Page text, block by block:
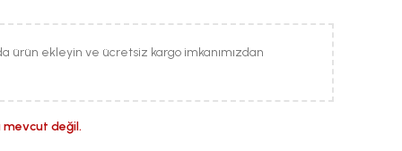
ürün ekleyin ve ücretsiz kargo imkanımızdan
mevcut değil.